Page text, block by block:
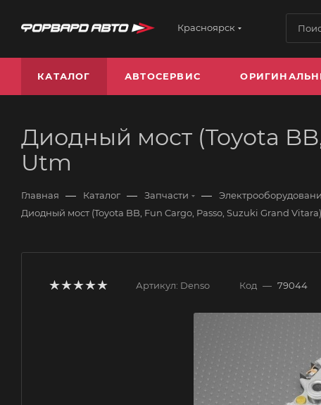
Красноярск
КАТАЛОГ АВТОСЕРВИС
Диодный мост (Toyota
Utm
Главная — Каталог — Запчасти —
Диодный мост (Toyota BB, Fun Cargo, Passo, Suzuki Grand
Артикул: Denso Код — 79044